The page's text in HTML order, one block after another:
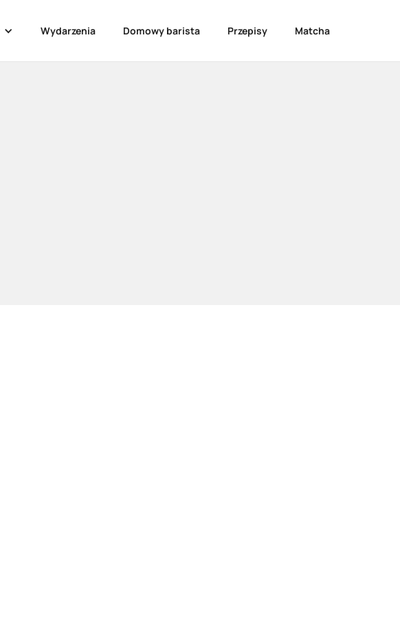
Wydarzenia Domowy barista Przepisy Matcha